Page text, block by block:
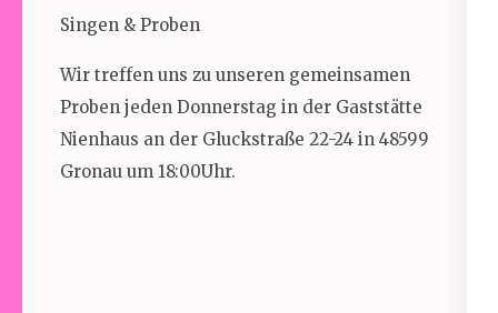
Singen & Proben
Wir treffen uns zu unseren gemeinsamen
Proben jeden Donnerstag in der Gaststätte
Nienhaus an der Gluckstraße 22-24 in 48599
Gronau um 18:00Uhr.